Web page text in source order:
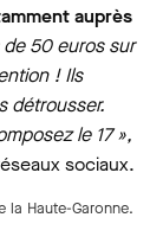
auprès
50 euros sur
! Ils
détrousser.
le 17 »,
sociaux.
Haute-Garonne.